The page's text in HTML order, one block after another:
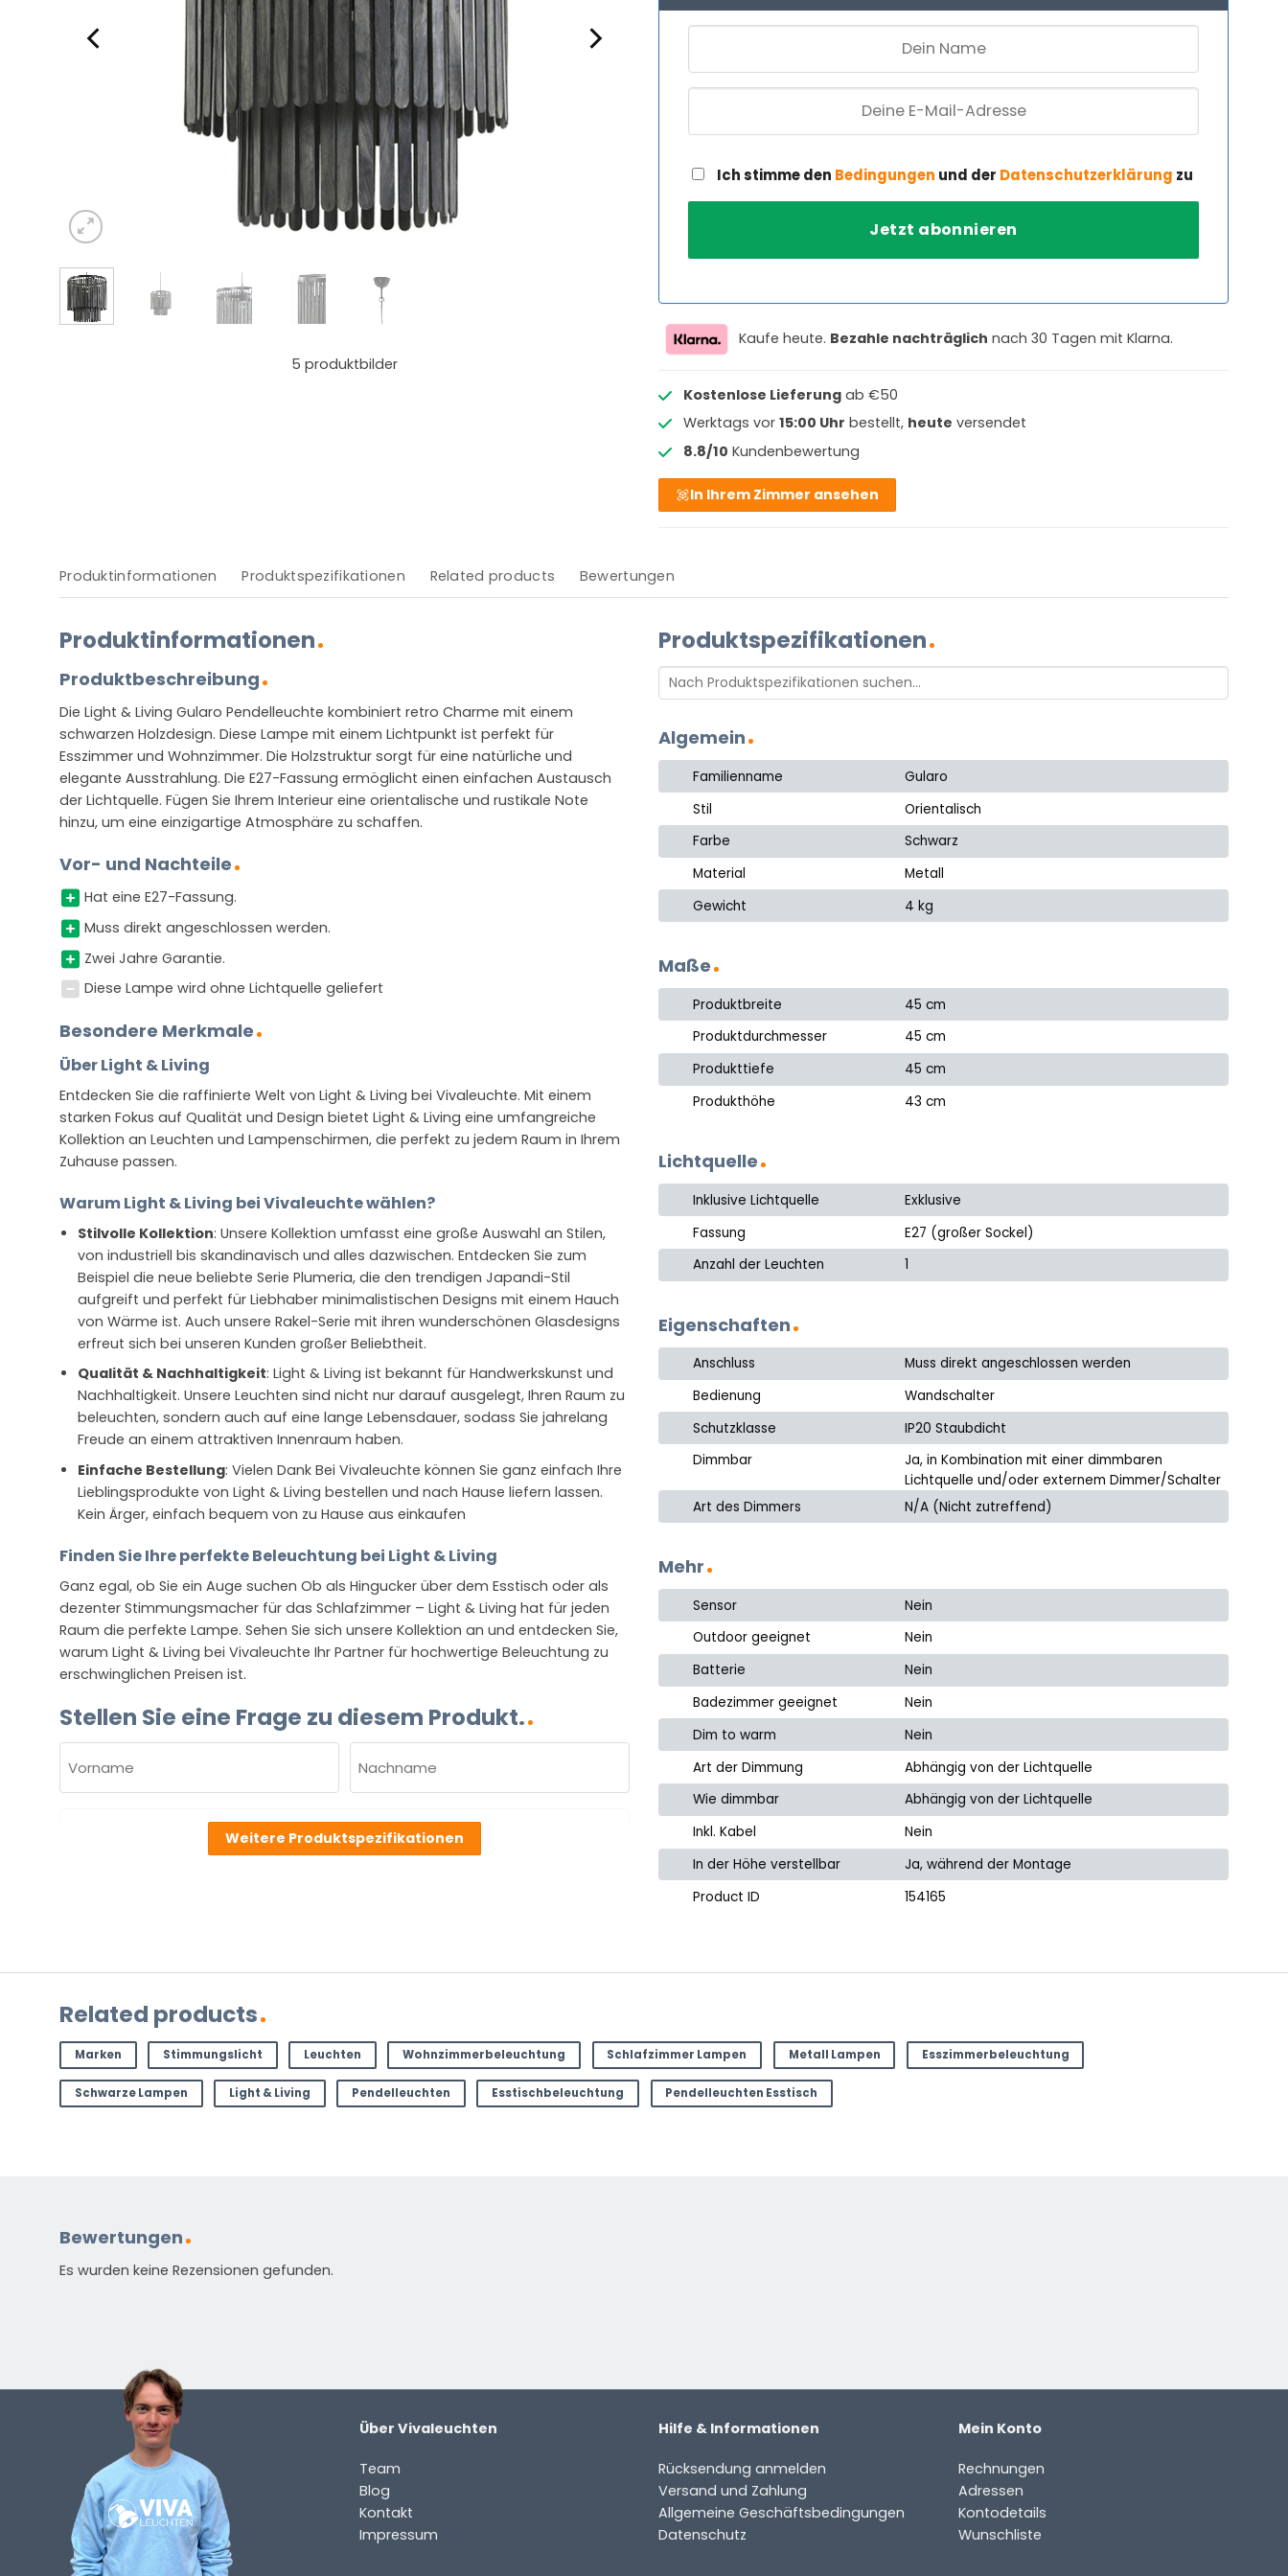
5 produktbilder
Ich stimme den Bedingungen und der Datenschutzerklärung zu
Kaufe heute. Bezahle nachträglich nach 30 Tagen mit Klarna.
Kostenlose Lieferungab €50
Werktags vor 15:00 Uhr bestellt, heute versendet
8.8/10 Kundenbewertung
In Ihrem Zimmer ansehen
Produktinformationen Produktspezifikationen Related products Bewertungen
Produktinformationen
Produktbeschreibung
Die Light & Living Gularo Pendelleuchte kombiniert retro Charme mit einem
schwarzen Holzdesign. Diese Lampe mit einem Lichtpunkt ist perfekt für
Esszimmer und Wohnzimmer. Die Holzstruktur sorgt für eine natürliche und
elegante Ausstrahlung. Die E27-Fassung ermöglicht einen einfachen Austausch
der Lichtquelle. Fügen Sie Ihrem Interieur eine orientalische und rustikale Note
hinzu, um eine einzigartige Atmosphäre zu schaffen.
Vor- und Nachteile
Hat eine E27-Fassung.
Muss direkt angeschlossen werden.
Zwei Jahre Garantie.
Diese Lampe wird ohne Lichtquelle geliefert
Besondere Merkmale
Über Light & Living
Entdecken Sie die raffinierte Welt von Light & Living bei Vivaleuchte. Mit einem
starken Fokus auf Qualität und Design bietet Light & Living eine umfangreiche
Kollektion an Leuchten und Lampenschirmen, die perfekt zu jedem Raum in Ihrem
Zuhause passen.
Warum Light & Living bei Vivaleuchte wählen?
Stilvolle Kollektion: Unsere Kollektion umfasst eine große Auswahl an Stilen,
von industriell bis skandinavisch und alles dazwischen. Entdecken Sie zum
Beispiel die neue beliebte Serie Plumeria, die den trendigen Japandi-Stil
aufgreift und perfekt für Liebhaber minimalistischen Designs mit einem Hauch
von Wärme ist. Auch unsere Rakel-Serie mit ihren wunderschönen Glasdesigns
erfreut sich bei unseren Kunden großer Beliebtheit.
Qualität & Nachhaltigkeit: Light & Living ist bekannt für Handwerkskunst und
Nachhaltigkeit. Unsere Leuchten sind nicht nur darauf ausgelegt, Ihren Raum zu
beleuchten, sondern auch auf eine lange Lebensdauer, sodass Sie jahrelang
Freude an einem attraktiven Innenraum haben.
Einfache Bestellung: Vielen Dank Bei Vivaleuchte können Sie ganz einfach Ihre
Lieblingsprodukte von Light & Living bestellen und nach Hause liefern lassen.
Kein Ärger, einfach bequem von zu Hause aus einkaufen
Finden Sie Ihre perfekte Beleuchtung bei Light & Living
Ganz egal, ob Sie ein Auge suchen Ob als Hingucker über dem Esstisch oder als
dezenter Stimmungsmacher für das Schlafzimmer – Light & Living hat für jeden
Raum die perfekte Lampe. Sehen Sie sich unsere Kollektion an und entdecken Sie,
warum Light & Living bei Vivaleuchte Ihr Partner für hochwertige Beleuchtung zu
erschwinglichen Preisen ist.
Stellen Sie eine Frage zu diesem Produkt.
(ERFORDERLICH)
zu
dem
Produkt?
(erforderlich)
Standardmäßig enthalten
HAST DU EINE FRAGE?
Kontaktieren Sie uns. Sie erreichen uns per E-Mail unter
info@vivaleuchten.de
Weitere Produktspezifikationen
Produktspezifikationen
Algemein
Familienname
Gularo
Stil
Orientalisch
Farbe
Schwarz
Material
Metall
Gewicht
4 kg
Maße
Produktbreite
45 cm
Produktdurchmesser
45 cm
Produkttiefe
45 cm
Produkthöhe
43 cm
Lichtquelle
Inklusive Lichtquelle
Exklusive
Fassung
E27 (großer Sockel)
Anzahl der Leuchten
1
Eigenschaften
Anschluss
Muss direkt angeschlossen werden
Bedienung
Wandschalter
Schutzklasse
IP20 Staubdicht
Dimmbar
Ja, in Kombination mit einer dimmbaren
Lichtquelle und/oder externem Dimmer/Schalter
Art des Dimmers
N/A (Nicht zutreffend)
Mehr
Sensor
Nein
Outdoor geeignet
Nein
Batterie
Nein
Badezimmer geeignet
Nein
Dim to warm
Nein
Art der Dimmung
Abhängig von der Lichtquelle
Wie dimmbar
Abhängig von der Lichtquelle
Inkl. Kabel
Nein
In der Höhe verstellbar
Ja, während der Montage
Product ID
154165
Related products
Marken Stimmungslicht Leuchten Wohnzimmerbeleuchtung Schlafzimmer Lampen Metall Lampen Esszimmerbeleuchtung
Schwarze Lampen Light & Living Pendelleuchten Esstischbeleuchtung Pendelleuchten Esstisch
Bewertungen
Es wurden keine Rezensionen gefunden.
Über Vivaleuchten
Team
Blog
Kontakt
Impressum
Hilfe & Informationen
Rücksendung anmelden
Versand und Zahlung
Allgemeine Geschäftsbedingungen
Datenschutz
Mein Konto
Rechnungen
Adressen
Kontodetails
Wunschliste